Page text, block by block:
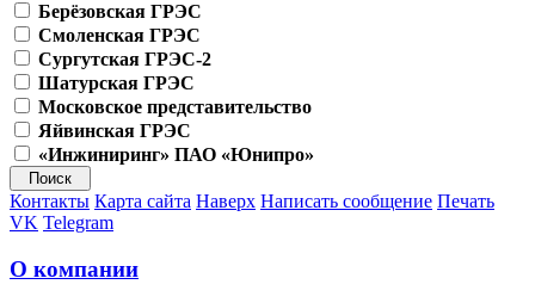
Берёзовская ГРЭС
Смоленская ГРЭС
Сургутская ГРЭС-2
Шатурская ГРЭС
Московское представительство
Яйвинская ГРЭС
«Инжиниринг» ПАО «Юнипро»
Контакты Карта сайта Наверх Написать сообщение Печать
VK Telegram
О компании